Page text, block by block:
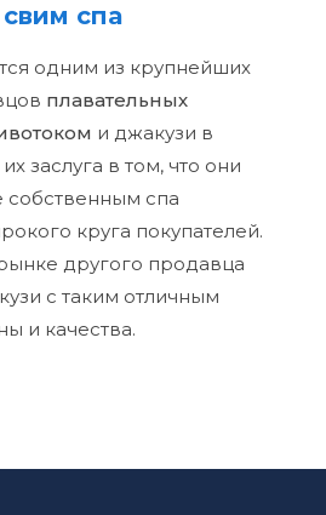
спа
одним из крупнейших
плавательных
и джакузи в
заслуга в том, что они
собственным спа
круга покупателей.
другого продавца
с таким отличным
и качества.